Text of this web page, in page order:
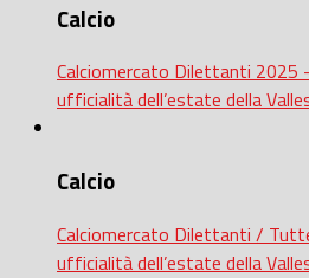
Calcio
Calciomercato Dilettanti
ufficialità dell’estate della
Calcio
Calciomercato Dilettanti /
ufficialità dell’estate della